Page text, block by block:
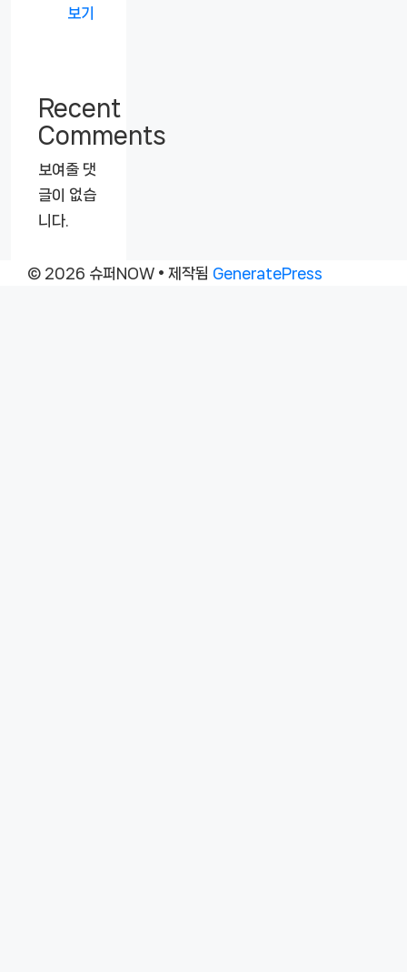
보기
Recent
Comments
보여줄 댓
글이 없습
니다.
© 2026 슈퍼NOW • 제작됨 GeneratePress